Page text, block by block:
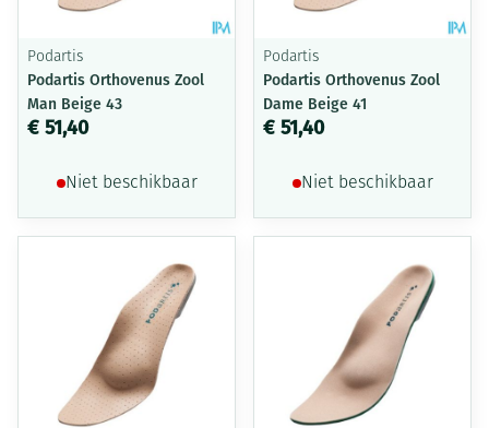
Podartis
Podartis Orthovenus Zool
Man Beige 43
€ 51,40
Niet beschikbaar
Podartis
Podartis Orthovenus Zool
Dame Beige 41
€ 51,40
Niet beschikbaar